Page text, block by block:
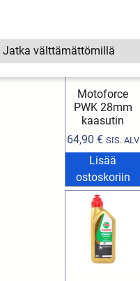
Motoforce
PWK 28mm
kaasutin
64,90 € SIS. ALV
Lisää
ostoskoriin
Jatka välttämättömillä